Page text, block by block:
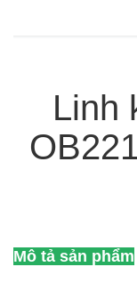
Linh
Mô tả sản phẩm